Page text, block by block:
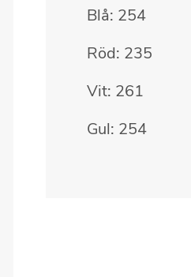
Blå: 254
Röd: 235
Vit: 261
Gul: 254